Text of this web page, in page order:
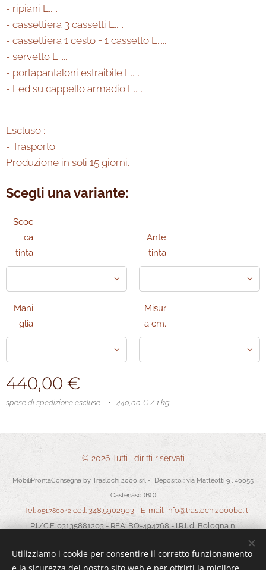
- ripiani L.....
- cassettiera 3 cassetti L.....
- cassettiera 1 cesto + 1 cassetto L.....
- servetto L......
- portapantaloni estraibile L.....
- Led su cappello armadio L.....
Escluso :
- Trasporto
Produzione in soli 15 giorni.
Scegli una variante:
Scoc
ca
tinta
Ante
tinta
Mani
glia
Misur
a cm.
440,00 €
spese di spedizione escluse 440,00 € / 1 kg
© 2026 Tutti i diritti riservati
MobiliProntaConsegna by Traslochi 2000 srl - Deposito : via Matteotti 9 , 40055
Castenaso (BO)
Tel: 051.780042 cell: 348.5902903 - E-mail: info@traslochi2000bo.it
P.I./C.F. 03135881203 - REA: BO-494768 - I.R.I. di Bologna n.
Termini e Condizioni
Utilizziamo i cookie per consentire il corretto funzionamento